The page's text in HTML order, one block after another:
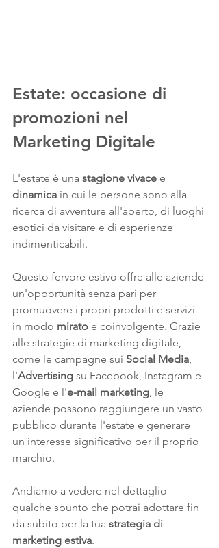
Estate: occasione di
promozioni nel
Marketing Digitale
L'estate è una stagione vivace e
dinamica in cui le persone sono alla
ricerca di avventure all'aperto, di luoghi
esotici da visitare e di esperienze
indimenticabili.
Questo fervore estivo offre alle aziende
un'opportunità senza pari per
promuovere i propri prodotti e servizi
in modo mirato e coinvolgente. Grazie
alle strategie di marketing digitale,
come le campagne sui Social Media,
l'Advertising su Facebook, Instagram e
Google e l'e-mail marketing, le
aziende possono raggiungere un vasto
pubblico durante l'estate e generare
un interesse significativo per il proprio
marchio.
Andiamo a vedere nel dettaglio
qualche spunto che potrai adottare fin
da subito per la tua strategia di
marketing estiva.